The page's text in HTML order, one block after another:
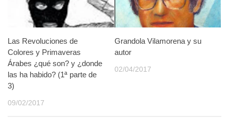
Las Revoluciones de
Colores y Primaveras
Árabes ¿qué son? y ¿donde
las ha habido? (1ª parte de
3)
09/02/2017
Grandola Vilamorena y su
autor
02/04/2017